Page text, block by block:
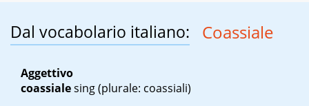
Dal vocabolario italiano: Coassiale
Aggettivo
coassialesing(plurale: coassiali)